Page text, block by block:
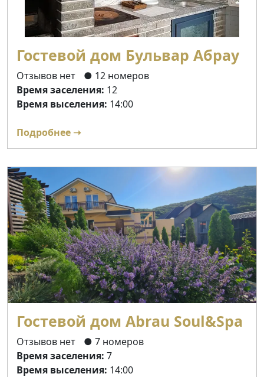
Гостевой дом Бульвар Абрау
Отзывов нет
● 12 номеров
Время заселения: 12
Время выселения: 14:00
Подробнее ➝
Гостевой дом Abrau Soul&Spa
Отзывов нет
● 7 номеров
Время заселения: 7
Время выселения: 14:00